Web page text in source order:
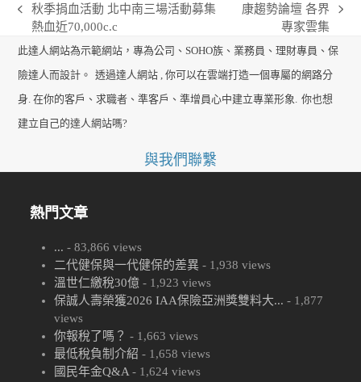
previous
post:
秋季捐血活動 北中南三場活動募集
熱血近70,000c.c
next
康趨勢論壇 各界
專家雲集
此達人網站為示範網站，專為公司、SOHO族、業務員、理財專員、保
險達人而設計。
透過達人網站 , 你可以在雲端打造一個專屬的網路分
身. 在你的客戶、求職者、準客戶、準增員心中建立專業形象. 你也想
建立自己的達人網站嗎?
與我們聯繫
熱門文章
... - 83,866 views
二代健保與一代健保的差異 - 1,938 views
溫世仁繳稅30億 - 1,923 views
保誠人壽榮獲2026 IAA保險亞洲獎雙料大... - 1,877
views
你報稅了嗎？ - 1,663 views
最低稅負制介紹 - 1,658 views
國民年金Q&A- 1,624 views